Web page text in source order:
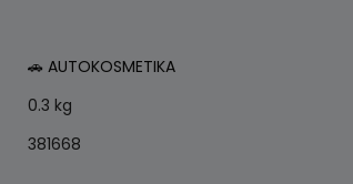
🚗 AUTOKOSMETIKA
0.3 kg
381668